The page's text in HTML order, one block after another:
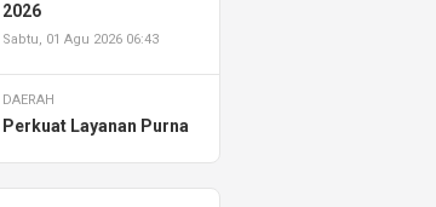
2026
Sabtu, 01 Agu 2026 06:43
DAERAH
Perkuat Layanan Purna
Resmikan AHASS